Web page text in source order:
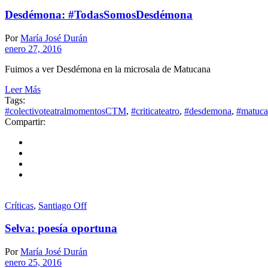
Desdémona: #TodasSomosDesdémona
PorMaría José Durán
enero 27, 2016
Fuimos a ver Desdémona en la microsala de Matucana
Leer Más
Tags:
#colectivoteatralmomentosCTM, #criticateatro, #desdemona,
Compartir:
Críticas, Santiago Off
Selva: poesía oportuna
PorMaría José Durán
enero 25, 2016